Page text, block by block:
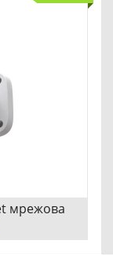
мрежова